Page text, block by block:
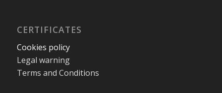
CERTIFICATES
Cookies policy
Legal warning
Terms and Conditions